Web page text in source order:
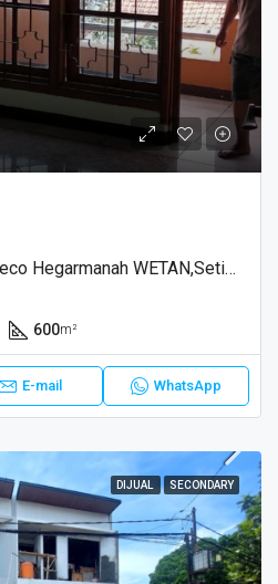
Jual CepatRumah Art Deco Hegarmanah WETAN,Setiabudi Bandung
600m²
E-mail WhatsApp
DIJUAL SECONDARY